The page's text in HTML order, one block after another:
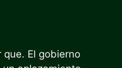
que. El gobierno